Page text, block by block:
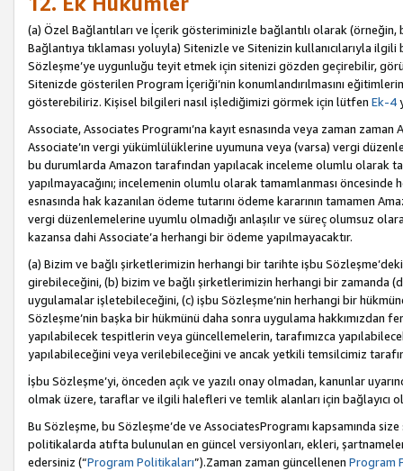
(a) Özel Bağlantıları ve İçerik gösteriminizle bağlantılı olarak
Bağlantıya tıklaması yoluyla) Sitenizle ve Sitenizin kullanıcılarıyla
Sözleşme’ye uygunluğu teyit etmek için sitenizi gözden geçirebilir,
Sitenizde gösterilen Program İçeriği’nin konumlandırılmasını
gösterebiliriz. Kişisel bilgileri nasıl işlediğimizi görmek için lütfen Ek-4
Associate, Associates Programı’na kayıt esnasında veya zaman
Associate’ın vergi yükümlülüklerine uyumuna veya (varsa) vergi
bu durumlarda Amazon tarafından yapılacak inceleme olumlu olarak
yapılmayacağını; incelemenin olumlu olarak tamamlanması
esnasında hak kazanılan ödeme tutarını ödeme kararının tamamen
vergi düzenlemelerine uyumlu olmadığı anlaşılır ve süreç olumsuz
kazansa dahi Associate’a herhangi bir ödeme yapılmayacaktır.
(a) Bizim ve bağlı şirketlerimizin herhangi bir tarihte işbu
girebileceğini, (b) bizim ve bağlı şirketlerimizin herhangi bir zamanda
uygulamalar işletebileceğini, (c) işbu Sözleşme’nin herhangi bir
Sözleşme’nin başka bir hükmünü daha sonra uygulama hakkımızdan
yapılabilecek tespitlerin veya güncellemelerin, tarafımızca
yapılabileceğini veya verilebileceğini ve ancak yetkili temsilcimiz
İşbu Sözleşme’yi, önceden açık ve yazılı onay olmadan, kanunlar
olmak üzere, taraflar ve ilgili halefleri ve temlik alanları için bağlayıcı
Bu Sözleşme, bu Sözleşme’de ve AssociatesProgramı kapsamında
politikalarda atıfta bulunulan en güncel versiyonları, ekleri,
edersiniz (“Program Politikaları”).Zaman zaman güncellenen Program